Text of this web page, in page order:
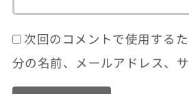
次回のコメントで使用する
分の名前、メールアドレス、サ